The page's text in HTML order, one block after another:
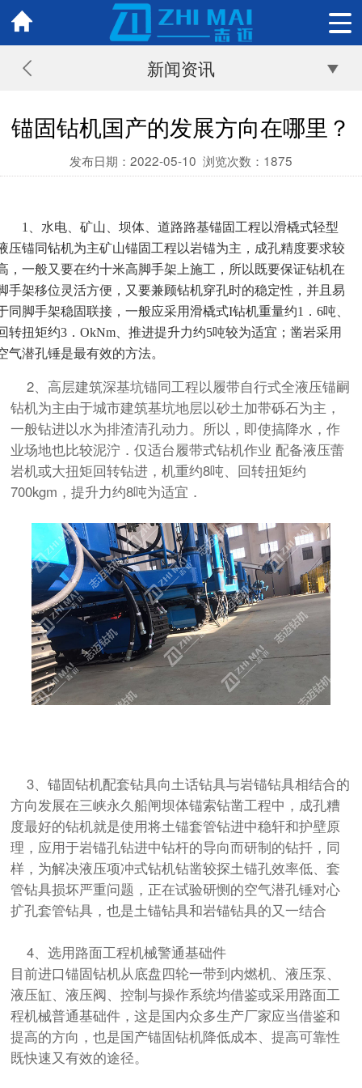
新闻资讯
锚固钻机国产的发展方向在哪里？
发布日期：2022-05-10 浏览次数： 1875
、水电、矿山、坝体、道路路基锚固工程以滑橇式轻型
压锚同钻机为主矿山锚固工程以岩锚为主，成孔精度要求较
，一般又要在约十米高脚手架上施工，所以既要保证钻机在
手架移位灵活方便，又要兼顾钻机穿孔时的稳定性，并且易
同脚手架稳固联接，一般应采用滑橇式I钻机重量约1．6吨、
转扭矩约3．OkNm、推进提升力约5吨较为适宜；凿岩采用
气潜孔锤是最有效的方法。
2、高层建筑深基坑锚同工程以履带自行式全液压锚嗣
钻机为主由于城市建筑基坑地层以砂土加带砾石为主，
一般钻进以水为排渣清孔动力。所以，即使搞降水，作
业场地也比较泥泞．仅适台履带式钻机作业 配备液压蕾
岩机或大扭矩回转钻进，机重约8吨、回转扭矩约
700kgm，提升力约8吨为适宜．
3、锚固钻机配套钻具向土话钻具与岩锚钻具相结合的
方向发展在三峡永久船闸坝体锚索钻凿工程中，成孔糟
度最好的钻机就是使用将土锚套管钻进中稳轩和护壁原
理，应用于岩锚孔钻进中钻杆的导向而研制的钻扦，同
样，为解决液压项冲式钻机钻凿较探土锚孔效率低、套
管钻具损坏严重问题，正在试验研恻的空气潜孔锤对心
扩孔套管钻具，也是土锚钻具和岩锚钻具的又一结合
4、选用路面工程机械警通基础件
目前进口锚固钻机从底盘四轮一带到内燃机、液压泵、
液压缸、液压阀、控制与操作系统均借鉴或采用路面工
程机械普通基础件，这是国内众多生产厂家应当借鉴和
提高的方向，也是国产锚固钻机降低成本、提高可靠性
既快速又有效的途径。